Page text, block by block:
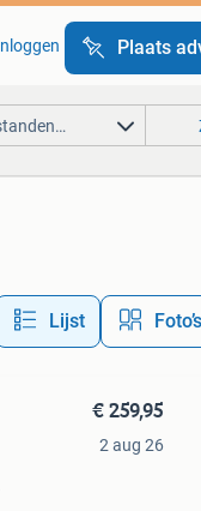
Plaats
Lijst Foto’s
€ 259,95
2 aug 26